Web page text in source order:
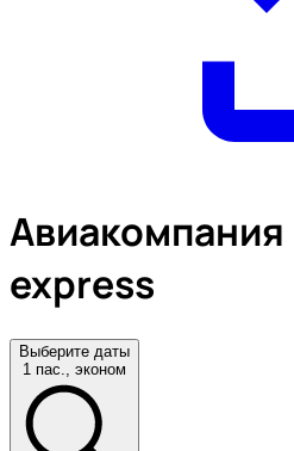
Авиакомпания
express
Выберите даты
1 пас., эконом